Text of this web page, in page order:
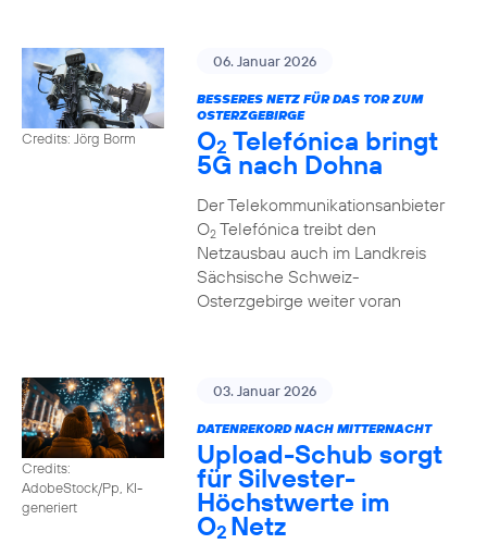
Credits: Jörg Borm
06. Januar 2026
BESSERES NETZ FÜR DAS TOR ZUM
OSTERZGEBIRGE
O2 Telefónica bringt
5G nach Dohna
Der Telekommunikationsanbieter
O2Telefónica treibt den
Netzausbau auch im Landkreis
Sächsische Schweiz-
Osterzgebirge weiter voran
Credits:
AdobeStock/Pp, KI-
generiert
03. Januar 2026
DATENREKORD NACH MITTERNACHT
Upload-Schub sorgt
für Silvester-
Höchstwerte im
O2 Netz